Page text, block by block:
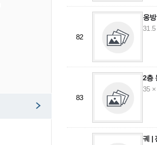
82
옹
31.5
83
2층
35 ×
궤 |